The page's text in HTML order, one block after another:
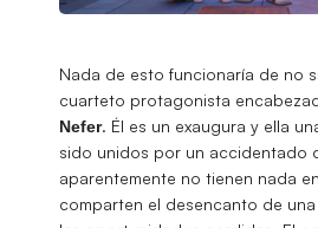
Nada de esto funcionaría de no
cuarteto protagonista
Nefer. Él es un exaugura y ella
sido unidos por un accidentado
aparentemente no tienen nada
comparten el desencanto de